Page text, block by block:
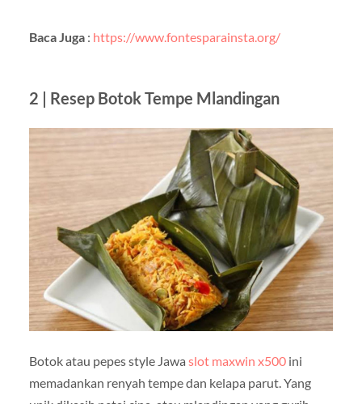
Baca Juga: https://www.fontesparainsta.org/
2 | Resep Botok Tempe Mlandingan
Botok atau pepes style Jawa slot maxwin x500ini
memadankan renyah tempe dan kelapa parut. Yang